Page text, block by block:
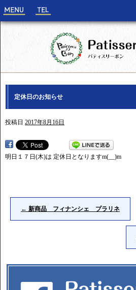
定休日のお知らせ
投稿日 2017年8月16日
明日１７日(木)は 定休日となりますm(__)m
← 新商品 フィナンシェ プラリネ